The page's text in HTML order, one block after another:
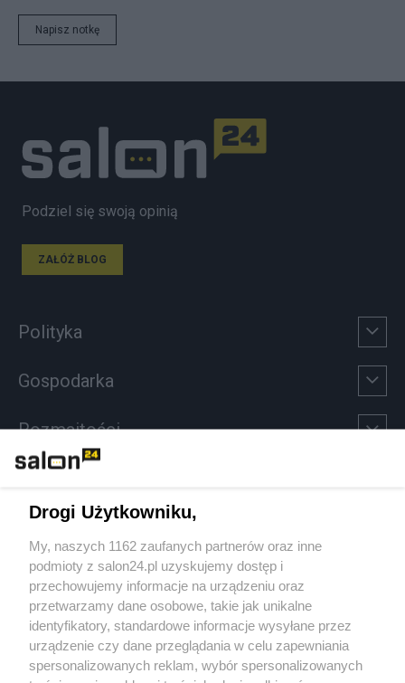
Napisz notkę
Podziel się swoją opinią
ZAŁÓŻ BLOG
Polityka
Gospodarka
Rozmaitości
Sport
Społeczeństwo
Kultura
Drogi Użytkowniku,
My, naszych 1162 zaufanych partnerów oraz inne
podmioty z salon24.pl uzyskujemy dostęp i
przechowujemy informacje na urządzeniu oraz
przetwarzamy dane osobowe, takie jak unikalne
identyfikatory, standardowe informacje wysyłane przez
urządzenie czy dane przeglądania w celu zapewniania
spersonalizowanych reklam, wybór spersonalizowanych